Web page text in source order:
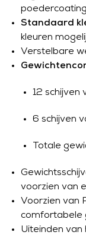
Standaard
kleuren
Verstelbare
12 schijven
6 schijven
Totale
voorzien van
Voorzien van
comfortabele
Uiteinden van